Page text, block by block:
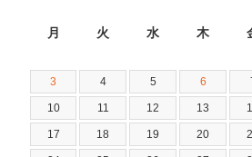
月 火 水 木
3 4 5 6
10 11 12 13
17 18 19 20